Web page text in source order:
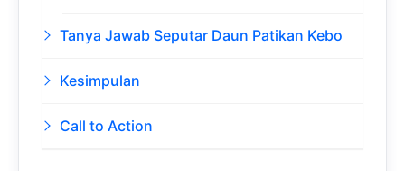
Tanya Jawab Seputar Daun Patikan Kebo
Kesimpulan
Call to Action